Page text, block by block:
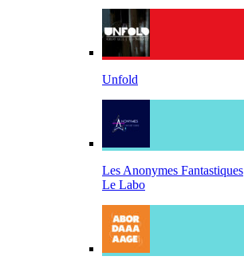
Unfold
Les Anonymes Fantastiques
Le Labo